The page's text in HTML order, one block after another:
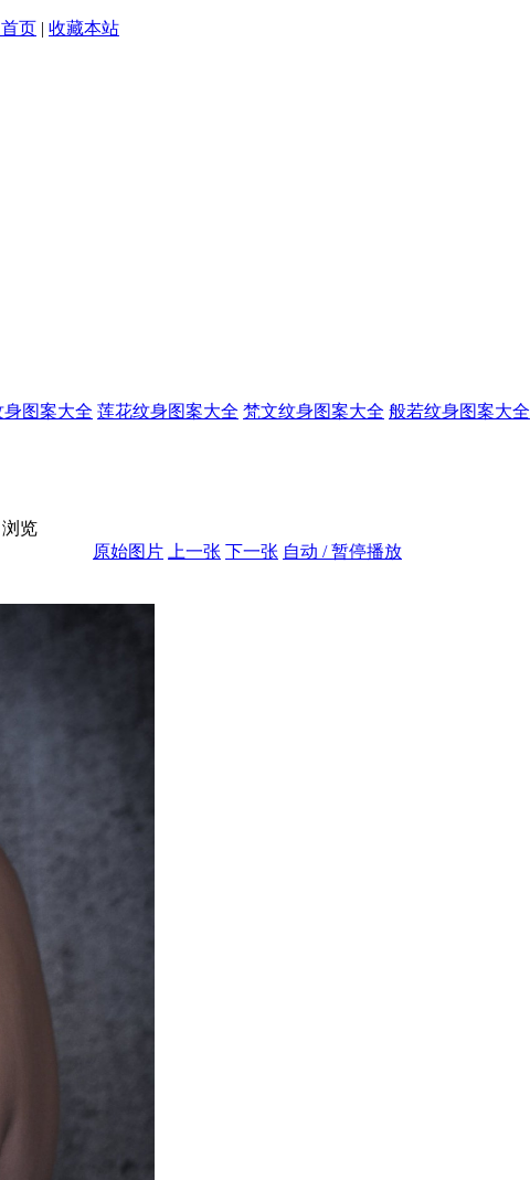
页 | 收藏本站
身图案大全 莲花纹身图案大全 梵文纹身图案大全 般若纹身图案大全
浏览
原始图片 上一张 下一张 自动 / 暂停播放